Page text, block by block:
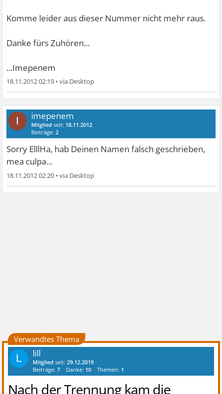
Komme leider aus dieser Nummer nicht mehr raus.
Danke fürs Zuhören...
...Imepenem
18.11.2012 02:19 •
I imepenem
Mitglied seit: 18.11.2012
Beiträge:2
Sorry ElllHa, hab Deinen Namen falsch geschrieben,
mea culpa...
18.11.2012 02:20 •
Verwandtes Thema
L lill
Mitglied seit:29.12.2019
Beiträge:7 Danke: 10 Themen: 1
Nach der Trennung kam die